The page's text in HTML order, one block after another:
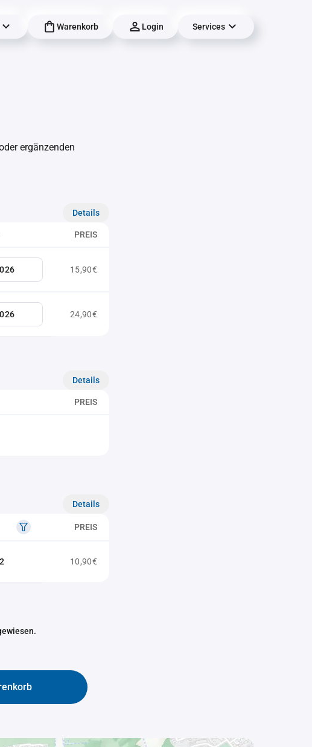
Warenkorb Login Services
ergänzenden
Details
PREIS
15,90€
24,90€
Details
PREIS
Details
PREIS
10,90€